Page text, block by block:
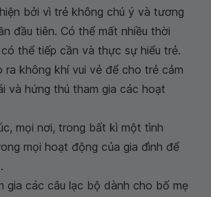
bởi vì trẻ không chú ý và tương
đầu tiên. Có thể mất nhiều thời
thể tiếp cần và thực sự hiểu trẻ.
ra không khí vui vẻ để cho trẻ cảm
và hứng thú tham gia các hoạt
mọi nơi, trong bất kì một tình
mọi hoạt động của gia đình để
gia các câu lạc bộ dành cho bố mẹ